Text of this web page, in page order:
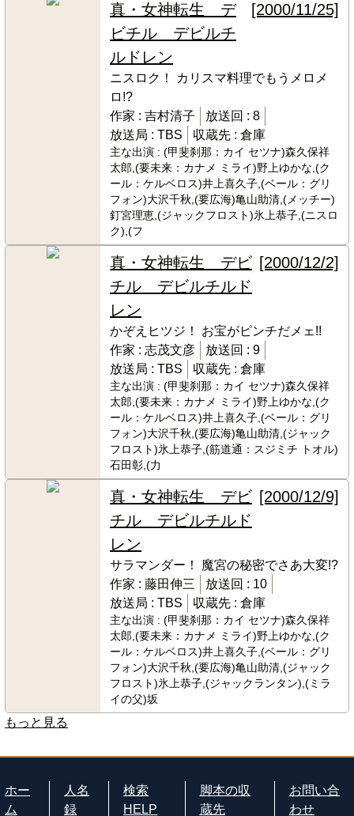
真・女神転生 デ
ビチル デビルチ
ルドレン
[2000/11/25]
ニスロク！ カリスマ料理でもうメロメ
ロ!?
作家 : 吉村清子 放送回 : 8
放送局 : TBS 収蔵先 : 倉庫
主な出演 : (甲斐刹那：カイ セツナ)森久保祥
太郎,(要未来：カナメ ミライ)野上ゆかな,(ク
ール：ケルベロス)井上喜久子,(ベール：グリ
フォン)大沢千秋,(要広海)亀山助清,(メッチー)
釘宮理恵,(ジャックフロスト)氷上恭子,(ニスロ
ク),(フ
真・女神転生 デビ
チル デビルチルド
レン
[2000/12/2]
かぞえヒツジ！ お宝がピンチだメェ!!
作家 : 志茂文彦 放送回 : 9
放送局 : TBS 収蔵先 : 倉庫
主な出演 : (甲斐刹那：カイ セツナ)森久保祥
太郎,(要未来：カナメ ミライ)野上ゆかな,(ク
ール：ケルベロス)井上喜久子,(ベール：グリ
フォン)大沢千秋,(要広海)亀山助清,(ジャック
フロスト)氷上恭子,(筋道通：スジミチ トオル)
石田彰,(力
真・女神転生 デビ
チル デビルチルド
レン
[2000/12/9]
サラマンダー！ 魔宮の秘密でさあ大変!?
作家 : 藤田伸三 放送回 : 10
放送局 : TBS 収蔵先 : 倉庫
主な出演 : (甲斐刹那：カイ セツナ)森久保祥
太郎,(要未来：カナメ ミライ)野上ゆかな,(ク
ール：ケルベロス)井上喜久子,(ベール：グリ
フォン)大沢千秋,(要広海)亀山助清,(ジャック
フロスト)氷上恭子,(ジャックランタン),(ミラ
イの父)坂
もっと見る
ホー
ム
人名
録
検索
HELP
脚本の収
蔵先
お問い合
わせ